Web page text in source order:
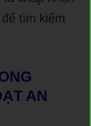
tìm kiếm
AN